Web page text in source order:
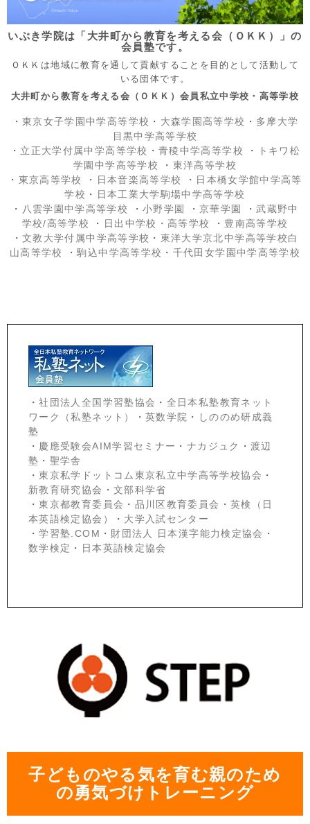
いぶき学院は「大井町から教育を考える会（ＯＫＫ）」の
会員塾です。
ＯＫＫは地域に教育を通して貢献することを目的として活動して
いる団体です。
大井町から教育を考える会（ＯＫＫ）会員私立中学校・高等学校
・ 東京女子学園中学高等学校 ・ 大森学園高等学校 ・ 多摩大学
目黒中学高等学校
・ 立正大学付属中学高等学校 ・ 青稜中学高等学校 ・
トキワ松
学園中学高等学校
・ 東洋高等学校
・ 東京高等学校 ・ 日本音楽高等学校 ・ 日本橋女学館中学高等
学校 ・
日本工業大学駒場中学高等学校
・ 八雲学園中学高等学校 ・ 小野学園 ・京華学園 ・武蔵野中
学校/高等学校
・ 日出中学校 ・高等学校 ・ 豊南高等学校
・ 文教大学付属中学高等学校 ・ 東洋大学京北中学高等学校白
山高等学校
・駒込中学高等学校 ・ 千代田女学園中学高等学校
・社団法人全国学習塾協会 ・ 全日本私塾教育ネット
ワーク（私塾ネット）
・ 英数学院 ・
しののめ研成義
塾
・ 慶應受験会AIM学習セミナー ・ ナカジュク ・ 渡辺
塾 ・ 聖学舎
・東京私学ドットコム東京私立中学高等学校協会 ・
新教育研究協会 ・ 文部科学省
・東京都教育委員会 ・ 品川区教育委員会 ・ 英検（日
本英語検定協会）
・ 大学入試センター
・学習塾.COM ・ 財団法人 日本漢字能力検定協会 ・
数学検定 ・ 日本英語検定協会
子どものやる気を育む親のため
の勇気づけトレーニング